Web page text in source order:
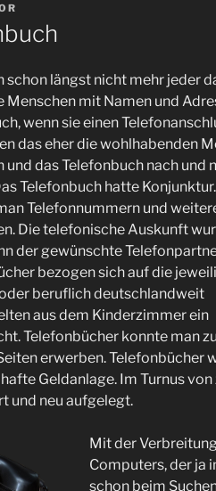
schon längst nicht mehr jeder
Menschen mit Namen und
wenn sie einen
das eher die wohlhabenden
und das Telefonbuch nach und
Telefonbuch hatte
Telefonnummern und
Die telefonische Auskunft
der gewünschte
bezogen sich auf die
beruflich deutschlandweit
aus dem Kinderzimmer ein
Telefonbücher konnte man
erwerben. Telefonbücher
Geldanlage. Im Turnus von
und neu aufgelegt.
Mit der
Computers, der ja
schon beim